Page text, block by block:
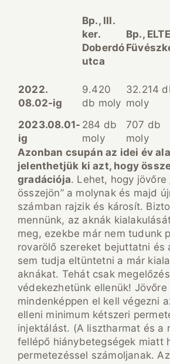
Bp., III.
ker.
Doberdó
utca
Bp., ELTE
2022.
08.02-ig
9.420
db moly
32.214
moly
2023.08.01-
ig
284 db
moly
707 db
moly
Azonban csupán az idei év
jelenthetjük ki azt, hogy
gradációja. Lehet, hogy jövőre
összejön” a molynak és majd
számban rajzik és károsít.
mennünk, az aknák
meg, ezekbe már nem tudunk
rovarölő szereket bejuttatni és
sem tudja eltüntetni a már
aknákat. Tehát csak
védekezhetünk ellenük! Jövőre
mindenképpen el kell végezni
elleni minimum kétszeri
injektálást. (A lisztharmat és a
fellépő hiánybetegségek miatt
permetezéssel számoljanak.